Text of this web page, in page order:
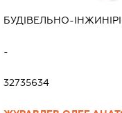
БУДІВЕЛЬНО-
-
32735634